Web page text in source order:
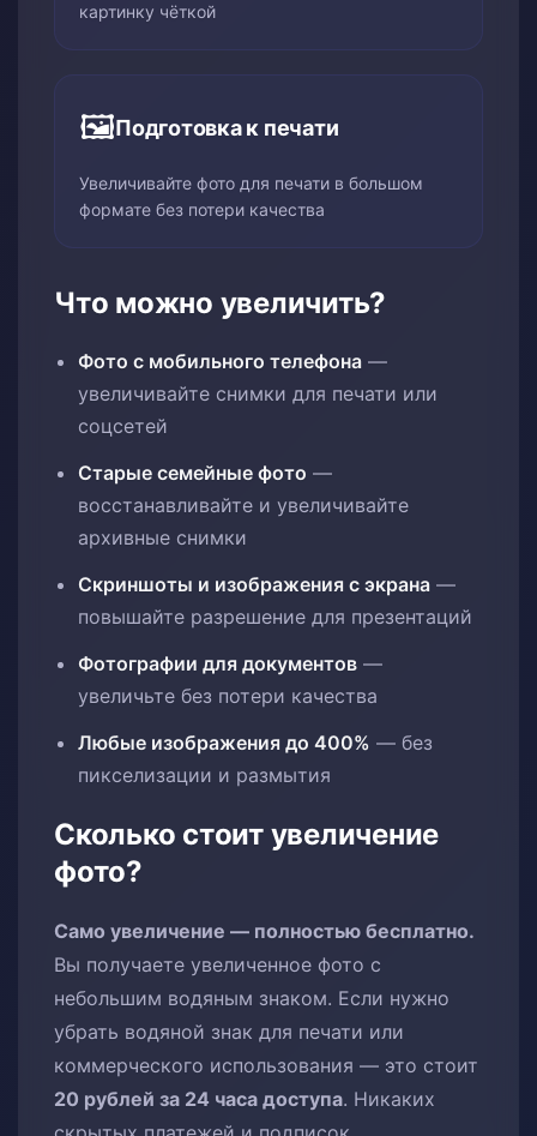
картинку чёткой
🖼️Подготовка к печати
Увеличивайте фото для печати в большом
формате без потери качества
Что можно увеличить?
Фото с мобильного телефона —
увеличивайте снимки для печати или
соцсетей
Старые семейные фото —
восстанавливайте и увеличивайте
архивные снимки
Скриншоты и изображения с экрана —
повышайте разрешение для презентаций
Фотографии для документов —
увеличьте без потери качества
Любые изображения до 400% — без
пикселизации и размытия
Сколько стоит увеличение
фото?
Само увеличение — полностью бесплатно.
Вы получаете увеличенное фото с
небольшим водяным знаком. Если нужно
убрать водяной знак для печати или
коммерческого использования — это стоит
20 рублей за 24 часа доступа. Никаких